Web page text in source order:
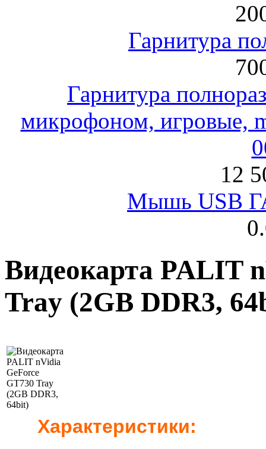
Гарнитура
Гарнитура
микрофоном, игровые,
12
Мышь USB
Видеокарта PALIT
Tray (2GB DDR3,
Характеристики: